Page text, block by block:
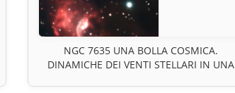
NGC 7635 UNA BOLLA COSMICA.
DINAMICHE DEI VENTI STELLARI IN UNA